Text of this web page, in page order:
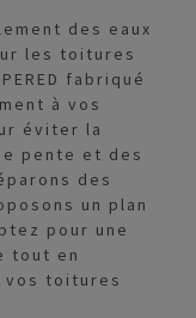
des eaux
les toitures
fabriqué
à vos
éviter la
pente et des
des
un plan
pour une
tout en
vos toitures